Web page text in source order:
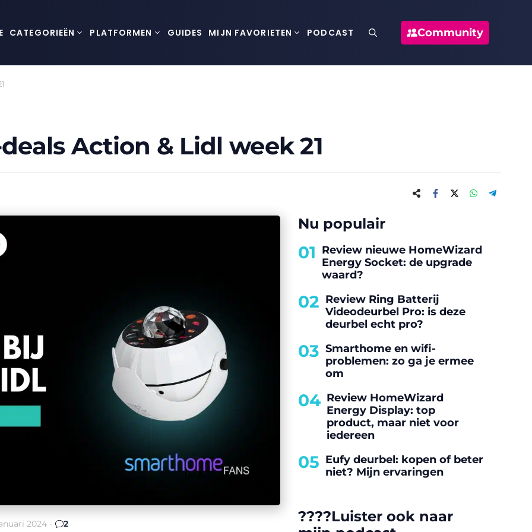
CATEGORIEËN PLATFORMEN GUIDES MIJN FAVORIETEN PODCAST Community
Action & Lidl week 21
2024 · 2
Nu populair
01 Review nieuwe HomeWizard
Energy Socket: de upgrade
waard?
02 Review Ring Batterij
Videodeurbel Pro: is deze
deurbel echt pro?
03 Smarthome en wifi-
problemen: zo ga je ermee
om
04 Review HomeWizard
Energy Display: top
product, maar niet voor
iedereen
05 Eufy deurbel: kopen of beter
niet? Mijn ervaringen
????️Luister ook naar